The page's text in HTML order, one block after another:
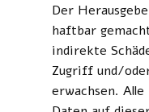
Der
haftbar
indirekte
Zugriff und/
erwachsen.